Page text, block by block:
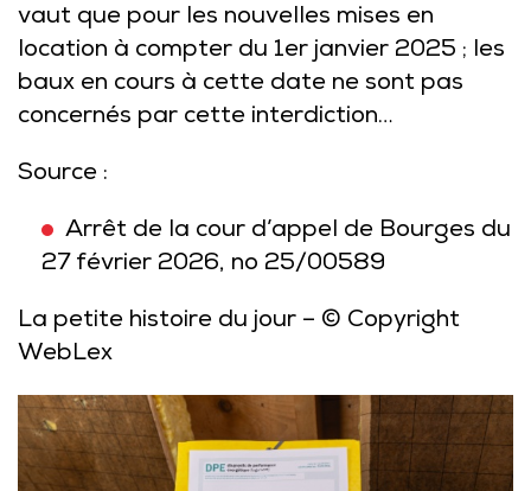
vaut que pour les nouvelles mises en
location à compter du 1er janvier 2025 ; les
baux en cours à cette date ne sont pas
concernés par cette interdiction…
Source :
Arrêt de la cour d’appel de Bourges du
27 février 2026, no 25/00589
La petite histoire du jour – © Copyright
WebLex